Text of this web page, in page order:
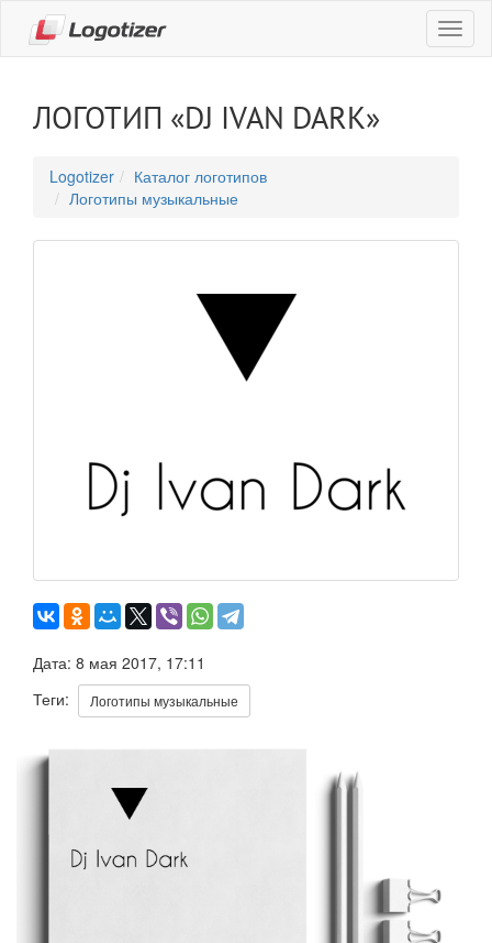
ЛОГОТИП «DJ IVAN DARK»
Logotizer
Каталог логотипов
Логотипы музыкальные
Дата: 8 мая 2017, 17:11
Теги:
Логотипы музыкальные